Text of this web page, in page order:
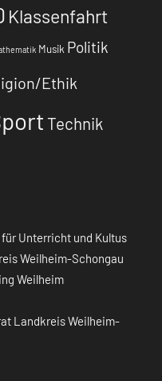
Klassenfahrt
Musik Politik
Ethik
Technik
Unterricht und Kultus
Weilheim-Schongau
Weilheim
Landkreis Weilheim-